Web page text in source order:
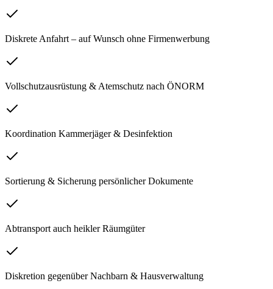
Diskrete Anfahrt – auf Wunsch ohne Firmenwerbung
Vollschutzausrüstung & Atemschutz nach ÖNORM
Koordination Kammerjäger & Desinfektion
Sortierung & Sicherung persönlicher Dokumente
Abtransport auch heikler Räumgüter
Diskretion gegenüber Nachbarn & Hausverwaltung